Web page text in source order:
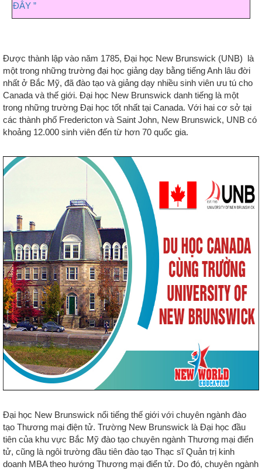
ĐÂY ”
Được thành lập vào năm 1785, Đại học New Brunswick (UNB) là
một trong những trường đại học giảng dạy bằng tiếng Anh lâu đời
nhất ở Bắc Mỹ, đã đào tạo và giảng dạy nhiều sinh viên ưu tú cho
Canada và thế giới. Đại học New Brunswick danh tiếng là một
trong những trường Đại học tốt nhất tại Canada. Với hai cơ sở tại
các thành phố Fredericton và Saint John, New Brunswick, UNB có
khoảng 12.000 sinh viên đến từ hơn 70 quốc gia.
Đại học New Brunswick nổi tiếng thế giới với chuyên ngành đào
tạo Thương mại điện tử. Trường New Brunswick là Đại học đầu
tiên của khu vực Bắc Mỹ đào tạo chuyên ngành Thương mại điển
tử, cũng là ngôi trường đầu tiên đào tạo Thạc sĩ Quản trị kinh
doanh MBA theo hướng Thương mại điển tử. Do đó, chuyên ngành